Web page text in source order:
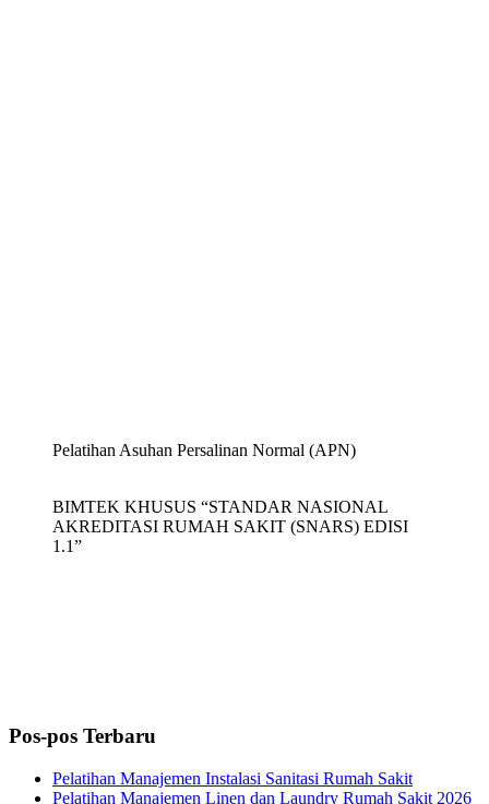
Pelatihan Asuhan Persalinan Normal (APN)
BIMTEK KHUSUS “STANDAR NASIONAL
AKREDITASI RUMAH SAKIT (SNARS) EDISI
1.1”
Pos-pos Terbaru
Pelatihan Manajemen Instalasi Sanitasi Rumah Sakit
Pelatihan Manajemen Linen dan Laundry Rumah Sakit 2026